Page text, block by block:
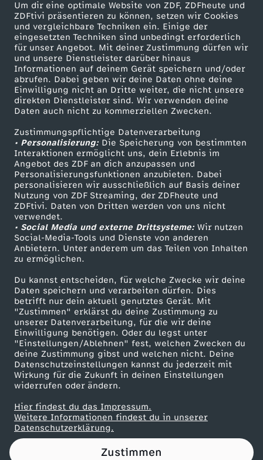
Um dir eine optimale Website von ZDF, ZDFheute und
ZDFtivi präsentieren zu können, setzen wir Cookies
und vergleichbare Techniken ein. Einige der
eingesetzten Techniken sind unbedingt erforderlich
für unser Angebot. Mit deiner Zustimmung dürfen wir
und unsere Dienstleister darüber hinaus
Informationen auf deinem Gerät speichern und/oder
abrufen. Dabei geben wir deine Daten ohne deine
Einwilligung nicht an Dritte weiter, die nicht unsere
direkten Dienstleister sind. Wir verwenden deine
Daten auch nicht zu kommerziellen Zwecken.
Zustimmungspflichtige Datenverarbeitung
• Personalisierung:Die Speicherung von bestimmten
Interaktionen ermöglicht uns, dein Erlebnis im
Angebot des ZDF an dich anzupassen und
Personalisierungsfunktionen anzubieten. Dabei
personalisieren wir ausschließlich auf Basis deiner
Nutzung von ZDF Streaming, der ZDFheute und
ZDFtivi. Daten von Dritten werden von uns nicht
verwendet.
• Social Media und externe Drittsysteme:Wir nutzen
Social-Media-Tools und Dienste von anderen
Anbietern. Unter anderem um das Teilen von Inhalten
zu ermöglichen.
Du kannst entscheiden, für welche Zwecke wir deine
Daten speichern und verarbeiten dürfen. Dies
betrifft nur dein aktuell genutztes Gerät. Mit
"Zustimmen" erklärst du deine Zustimmung zu
unserer Datenverarbeitung, für die wir deine
Einwilligung benötigen. Oder du legst unter
"Einstellungen/Ablehnen" fest, welchen Zwecken du
deine Zustimmung gibst und welchen nicht. Deine
Datenschutzeinstellungen kannst du jederzeit mit
Wirkung für die Zukunft in deinen Einstellungen
widerrufen oder ändern.
Hier findest du das Impressum.
Weitere Informationen findest du in unserer
Datenschutzerklärung.
Zustimmen
i
a
s
H
a
ß
z
u
m
A
u
s
c
h
w
i
Mehr ZDF
ZDF-Apps
Smart TV
ZDFtext
Livestreams
Sendungen A-Z
TV-Programm
Service
ZDFmitreden
Kontakt zum ZDF
Tickets
Zuschauerservice
Hilfe
ZDF Unternehmen
Karriere
ZDF goes Schule
Werbefernsehen
Mainzelmännchen
Partner